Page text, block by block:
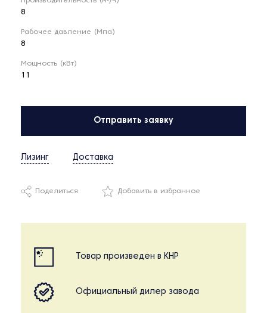
8
Рабочее давление (Мпа)
8
Мощность (кВт)
Отправить заявку
Лизинг Доставка
Поделиться Добавить в избранное
Товар произведен в КНР
Официальный дилер завода